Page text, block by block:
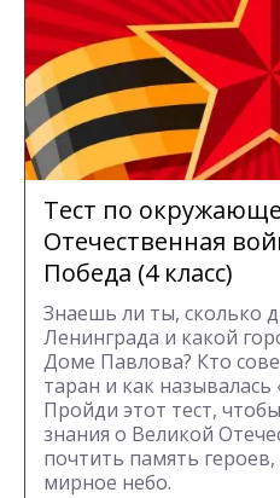
Тест по
Отечественная
Победа (4 класс)
Знаешь ли ты, сколько
Ленинграда и какой
Доме Павлова? Кто
таран и как называлась
Пройди этот тест,
знания о Великой
почтить память
мирное небо.